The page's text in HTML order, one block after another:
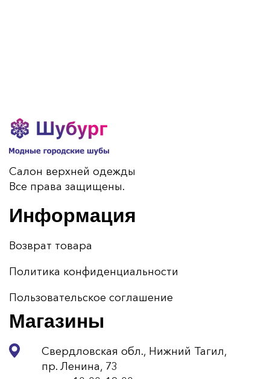
Салон верхней одежды
Все права защищены.
Информация
Возврат товара
Политика конфиденциальности
Пользовательское соглашение
Магазины
Свердловская обл., Нижний Тагил,
пр. Ленина, 73